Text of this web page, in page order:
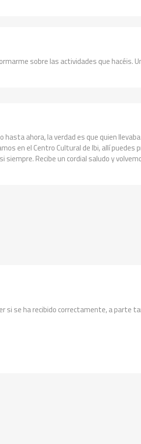
sobre las actividades que hacéis.
ahora, la verdad es que quien
en el Centro Cultural de Ibi, allí
Recibe un cordial saludo y
se ha recibido correctamente, a parte